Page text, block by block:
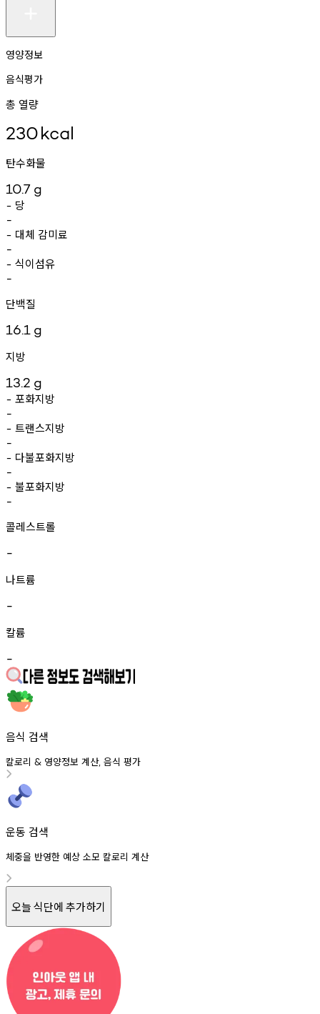
영양정보
음식평가
총 열량
230kcal
탄수화물
10.7 g
- 당
-
- 대체 감미료
-
- 식이섬유
-
단백질
16.1 g
지방
13.2 g
- 포화지방
-
- 트랜스지방
-
- 다불포화지방
-
- 불포화지방
-
콜레스트롤
-
나트륨
-
칼륨
-
음식 검색
칼로리 & 영양정보 계산, 음식 평가
운동 검색
체중을 반영한 예상 소모 칼로리 계산
오늘 식단에 추가하기